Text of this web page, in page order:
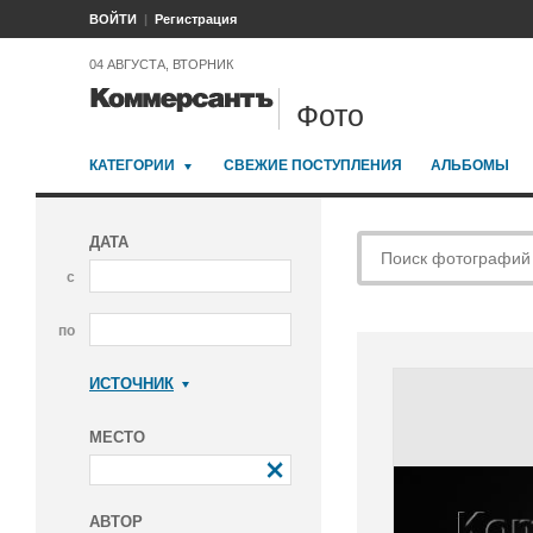
ВОЙТИ Регистрация
04 АВГУСТА, ВТОРНИК
Фото
КАТЕГОРИИ СВЕЖИЕ ПОСТУПЛЕНИЯ АЛЬБОМЫ
ДАТА
с
по
ИСТОЧНИК
МЕСТО
АВТОР